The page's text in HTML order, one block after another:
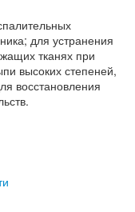
для устранения
тканях при
высоких степеней,
восстановления